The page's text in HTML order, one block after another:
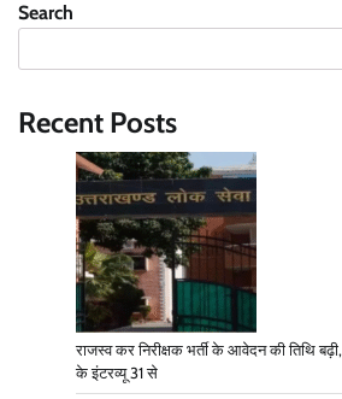
Search
Recent Posts
राजस्व कर निरीक्षक भर्ती के आवेदन की तिथि
के इंटरव्यू 31 से